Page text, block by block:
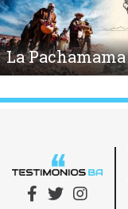
La Pachamama